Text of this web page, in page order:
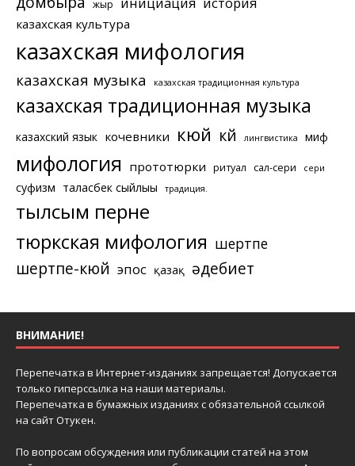
жыр
казахская культура
казахская мифология
казахская музыка казахская традиционная культура
казахская традиционная музыка
казахский язык кочевники кюй күй лингвистика миф
мифология прототюрки ритуал сал-сери сери
суфизм таласбек сыйлығы традиция.
тылсым перне
тюркская мифология шертпе
шертпе-кюй эпос қазақ әдебиет
ВНИМАНИЕ!
Перепечатка в Интернет-изданиях запрещается! Допускается
только гиперссылка на наши материалы.
Перепечатка в бумажных изданиях с обязательной ссылкой
на сайт Отукен.
По вопросам обсуждения или публикации статей на этом